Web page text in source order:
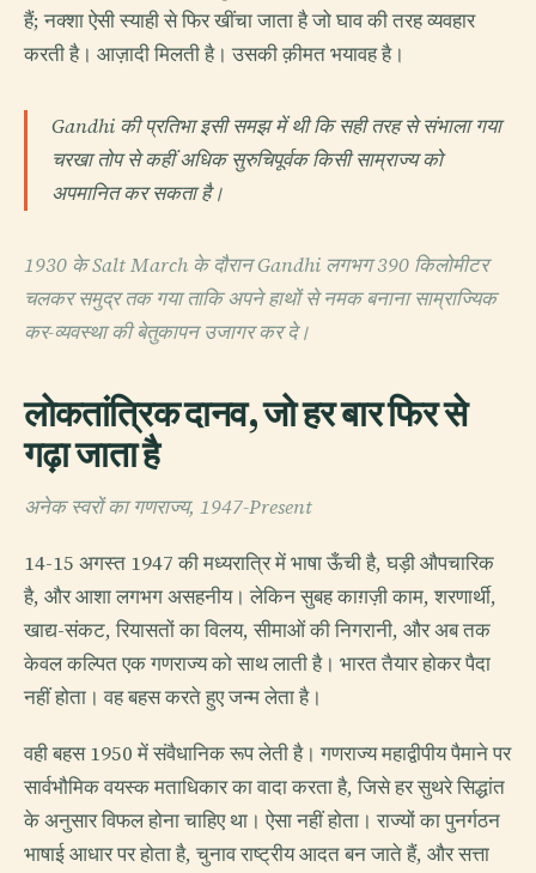
हैं; नक्शा ऐसी स्याही से फिर खींचा जाता है जो घाव की तरह व्यवहार
करती है। आज़ादी मिलती है। उसकी क़ीमत भयावह है।
Gandhi की प्रतिभा इसी समझ में थी कि सही तरह से संभाला गया
चरखा तोप से कहीं अधिक सुरुचिपूर्वक किसी साम्राज्य को
अपमानित कर सकता है।
1930 के Salt March के दौरान Gandhi लगभग 390 किलोमीटर
चलकर समुद्र तक गया ताकि अपने हाथों से नमक बनाना साम्राज्यिक
कर-व्यवस्था की बेतुकापन उजागर कर दे।
लोकतांत्रिक दानव, जो हर बार फिर से
गढ़ा जाता है
अनेक स्वरों का गणराज्य, 1947-Present
14-15 अगस्त 1947 की मध्यरात्रि में भाषा ऊँची है, घड़ी औपचारिक
है, और आशा लगभग असहनीय। लेकिन सुबह काग़ज़ी काम, शरणार्थी,
खाद्य-संकट, रियासतों का विलय, सीमाओं की निगरानी, और अब तक
केवल कल्पित एक गणराज्य को साथ लाती है। भारत तैयार होकर पैदा
नहीं होता। वह बहस करते हुए जन्म लेता है।
वही बहस 1950 में संवैधानिक रूप लेती है। गणराज्य महाद्वीपीय पैमाने पर
सार्वभौमिक वयस्क मताधिकार का वादा करता है, जिसे हर सुथरे सिद्धांत
के अनुसार विफल होना चाहिए था। ऐसा नहीं होता। राज्यों का पुनर्गठन
भाषाई आधार पर होता है, चुनाव राष्ट्रीय आदत बन जाते हैं, और सत्ता